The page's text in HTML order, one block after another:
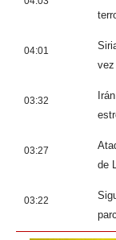
04:01
vez
03:32
03:27
de
03:22